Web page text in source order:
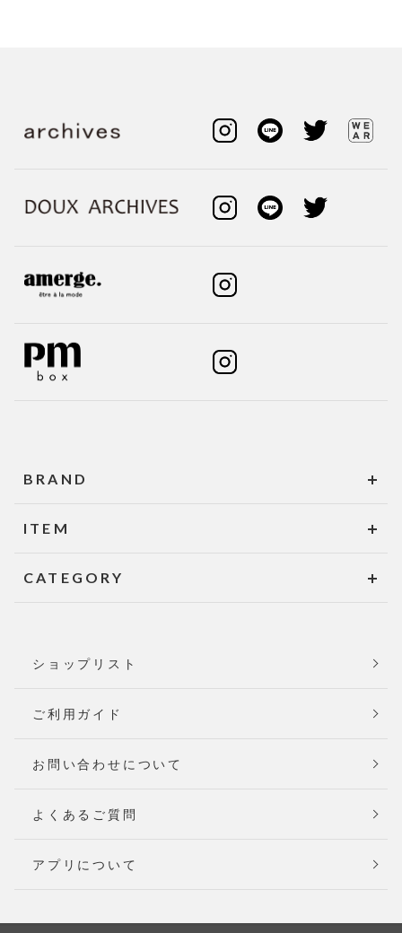
BRAND
ITEM
CATEGORY
ショップリスト
ご利用ガイド
お問い合わせについて
よくあるご質問
アプリについて